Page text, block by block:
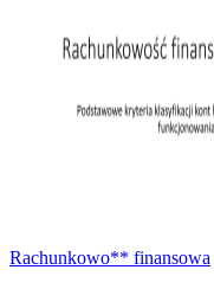
Rachunkowo** finansowa